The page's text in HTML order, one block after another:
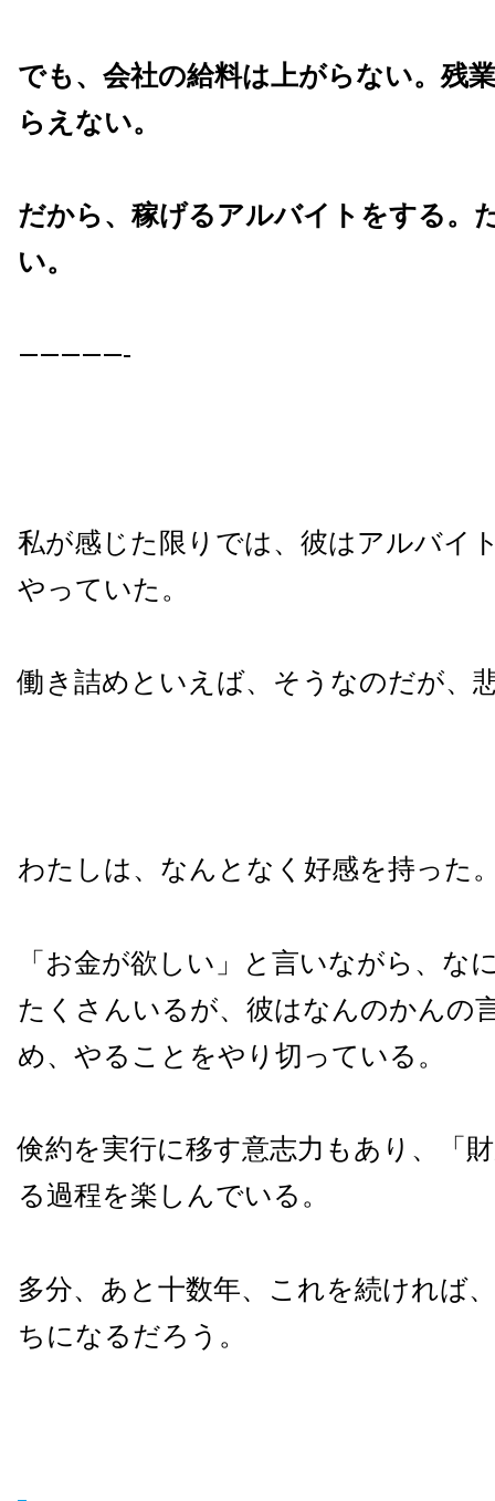
でも、会社の給料は上がらない。残
らえない。
だから、稼げるアルバイトをする。
い。
—————-
私が感じた限りでは、彼はアルバイ
やっていた。
働き詰めといえば、そうなのだが、
わたしは、なんとなく好感を持った
「お金が欲しい」と言いながら、な
たくさんいるが、彼はなんのかんの
め、やることをやり切っている。
倹約を実行に移す意志力もあり、「
る過程を楽しんでいる。
多分、あと十数年、これを続ければ
ちになるだろう。